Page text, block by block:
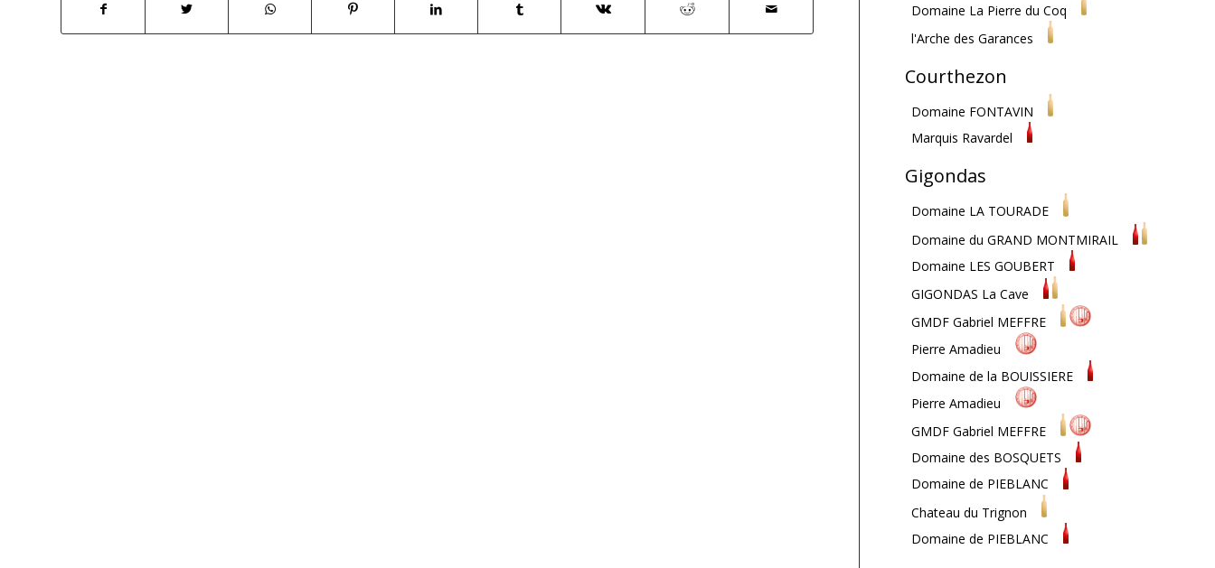
Domaine La Pierre du Coq
l'Arche des Garances
Courthezon
Domaine FONTAVIN
Marquis Ravardel
Gigondas
Domaine LA TOURADE
Domaine du GRAND MONTMIRAIL
Domaine LES GOUBERT
GIGONDAS La Cave
GMDF Gabriel MEFFRE
Pierre Amadieu
Domaine de la BOUISSIERE
Pierre Amadieu
GMDF Gabriel MEFFRE
Domaine des BOSQUETS
Domaine de PIEBLANC
Chateau du Trignon
Domaine de PIEBLANC